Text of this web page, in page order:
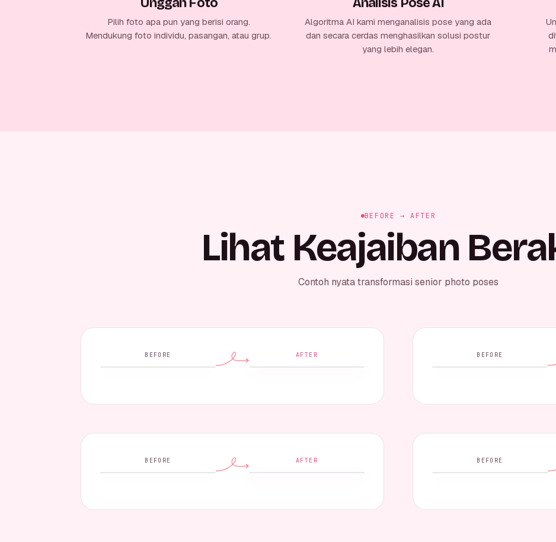
Pilih foto apa pun yang berisi orang.
Mendukung foto individu, pasangan, atau grup.
Algoritma AI kami menganalisis pose yang ada
dan secara cerdas menghasilkan solusi postur
yang lebih elegan.
BEFORE → AFTER
Lihat Keajaiban
Contoh nyata transformasi senior photo poses
BEFORE AFTER BEFORE
BEFORE AFTER BEFORE